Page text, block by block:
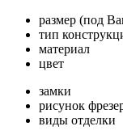
размер (под
тип
материал
цвет
замки
рисунок
виды отделки